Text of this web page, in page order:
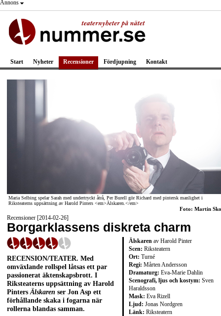
Annons
Start Nyheter Recensioner Fördjupning Kontakt
Maria Selbing spelar Sarah med undertryckt åtrå, Per Burell gör Richard med pintersk manlighet i
Riksteaterns uppsättning av Harold Pinters <em>Älskaren.</em>
Foto: Martin
Recensioner [2014-02-26]
Borgarklassens diskreta charm
Älskaren av Harold Pinter
Scen: Riksteatern
Ort: Turné
Regi: Mårten Andersson
Dramaturg: Eva-Marie Dahlin
Scenografi, ljus och kostym: Sven
Haraldsson
Mask: Eva Rizell
Ljud: Jonas Nordgren
Länk: Riksteatern
RECENSION/TEATER. Med
omväxlande rollspel låtsas ett par
passionerat äktenskapsbrott. I
Riksteaterns uppsättning av Harold
Pinters Älskaren ser Jon Asp ett
förhållande skaka i fogarna när
rollerna blandas samman.